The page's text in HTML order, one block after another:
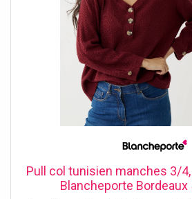
Pull col tunisien manches 3/
Blancheporte Bordeaux